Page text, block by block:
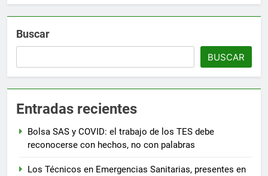
Buscar
BUSCAR
Entradas recientes
Bolsa SAS y COVID: el trabajo de los TES debe
reconocerse con hechos, no con palabras
Los Técnicos en Emergencias Sanitarias, presentes en